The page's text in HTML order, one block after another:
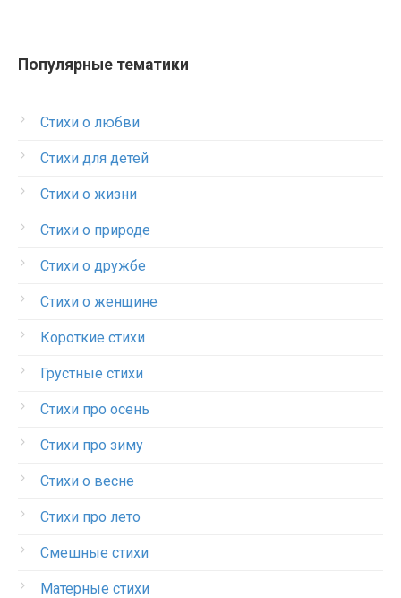
Популярные тематики
Стихи о любви
Стихи для детей
Стихи о жизни
Стихи о природе
Стихи о дружбе
Стихи о женщине
Короткие стихи
Грустные стихи
Стихи про осень
Стихи про зиму
Стихи о весне
Стихи про лето
Смешные стихи
Матерные стихи